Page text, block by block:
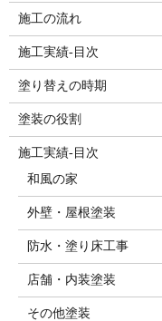
施工の流れ
施工実績-目次
塗り替えの時期
塗装の役割
施工実績-目次
和風の家
外壁・屋根塗装
防水・塗り床工事
店舗・内装塗装
その他塗装